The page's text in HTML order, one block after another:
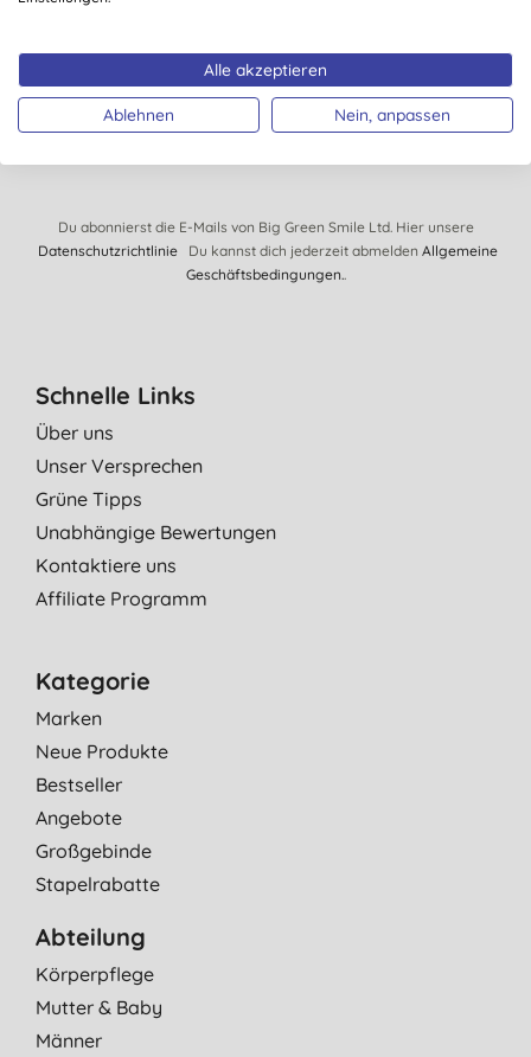
Du abonnierst die E-Mails von Big Green Smile Ltd. Hier unsere
DatenschutzrichtlinieDu kannst dich jederzeit abmelden Allgemeine
Geschäftsbedingungen..
Schnelle Links
Über uns
Unser Versprechen
Grüne Tipps
Unabhängige Bewertungen
Kontaktiere uns
Affiliate Programm
Kategorie
Marken
Neue Produkte
Bestseller
Angebote
Großgebinde
Stapelrabatte
Abteilung
Körperpflege
Mutter & Baby
Männer
Alle akzeptieren
Ablehnen Nein, anpassen